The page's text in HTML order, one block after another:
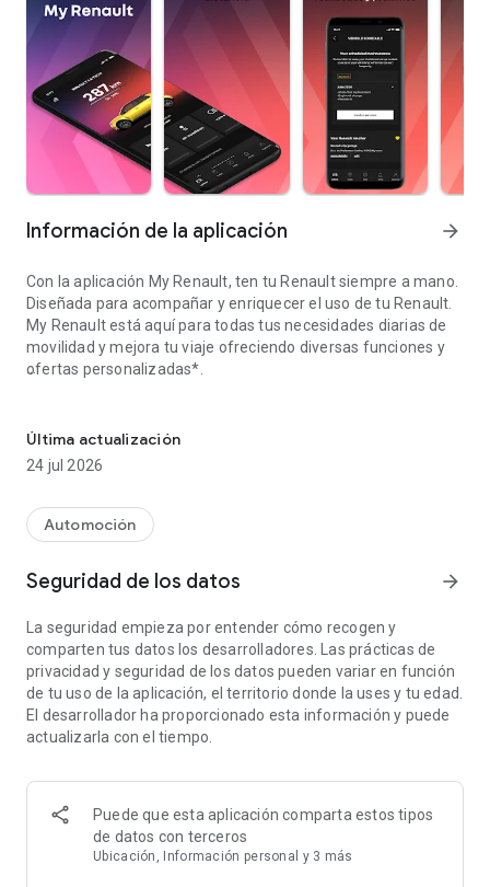
Información de la aplicación arrow_forward
Con la aplicación My Renault, ten tu Renault siempre a mano.
Diseñada para acompañar y enriquecer el uso de tu Renault.
My Renault está aquí para todas tus necesidades diarias de
movilidad y mejora tu viaje ofreciendo diversas funciones y
ofertas personalizadas*.
Comprueba la autonomía restante y el kilometraje de tu
vehículo en tiempo real
Programar y controla a distancia el aire acondicionado y la
Localízalo en el mapa disponible en la aplicación
Cuando te acerques a tu vehículo, encuéntralo activando la
Consulta y gestiona la carga de tu vehículo eléctrico a
distancia
Localiza puntos de recarga y gestiona tu suscripción a
Mobilize Charge Pass
Visualiza el área de alcance de tu vehículo eléctrico según la
autonomía restante
MANEJA TU VEHÍCULO CON FACILIDAD:
Localiza gasolineras y Franquiciatarios Autorizados Renault
Accede a su historial de mantenimiento y mantente
informado de las operaciones a realizar
Última actualización
24 jul 2026
Automoción
Seguridad de los datos arrow_forward
La seguridad empieza por entender cómo recogen y
comparten tus datos los desarrolladores. Las prácticas de
privacidad y seguridad de los datos pueden variar en función
de tu uso de la aplicación, el territorio donde la uses y tu edad.
El desarrollador ha proporcionado esta información y puede
actualizarla con el tiempo.
Puede que esta aplicación comparta estos tipos
de datos con terceros
Ubicación, Información personal y 3 más